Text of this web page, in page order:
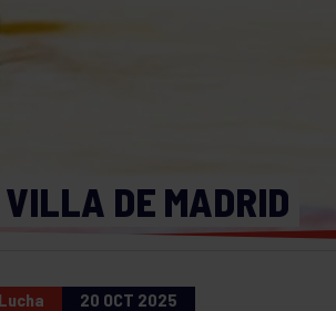
VILLA DE MADRID
Lucha 20 OCT 2025